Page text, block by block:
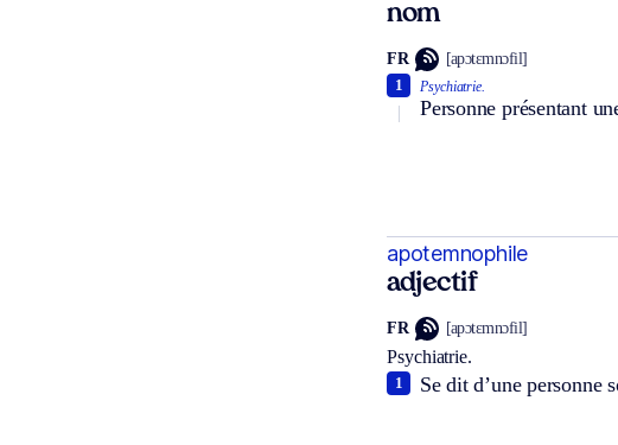
nom
FR [apɔtɛmnɔfil]
Psychiatrie.
Personne présentant
1
apotemnophile
adjectif
FR [apɔtɛmnɔfil]
Psychiatrie.
Se dit d’une personne
1